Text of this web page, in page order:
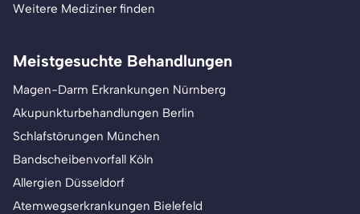
Weitere Mediziner finden
Meistgesuchte Behandlungen
Magen-Darm Erkrankungen Nürnberg
Akupunkturbehandlungen Berlin
Schlafstörungen München
Bandscheibenvorfall Köln
Allergien Düsseldorf
Atemwegserkrankungen Bielefeld